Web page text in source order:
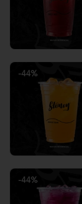
-44%
-44%